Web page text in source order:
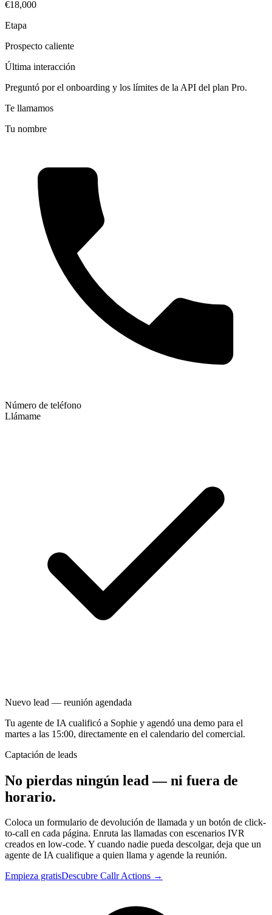
€18,000
Etapa
Prospecto caliente
Última interacción
Preguntó por el onboarding y los límites de la API del plan Pro.
Te llamamos
Tu nombre
Número de teléfono
Llámame
Nuevo lead — reunión agendada
Tu agente de IA cualificó a Sophie y agendó una demo para el
martes a las 15:00, directamente en el calendario del comercial.
Captación de leads
No pierdas ningún lead — ni fuera de
horario.
Coloca un formulario de devolución de llamada y un botón de click-
to-call en cada página. Enruta las llamadas con escenarios IVR
creados en low-code. Y cuando nadie pueda descolgar, deja que un
agente de IA cualifique a quien llama y agende la reunión.
Empieza gratisDescubre Callr Actions →